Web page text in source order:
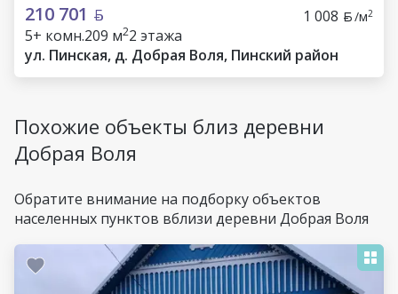
210 701 1 008 /м2
5+ комн.209 м22 этажа
ул. Пинская, д. Добрая Воля, Пинский район
Похожие объекты близ деревни
Добрая Воля
Обратите внимание на подборку объектов
населенных пунктов вблизи деревни Добрая Воля